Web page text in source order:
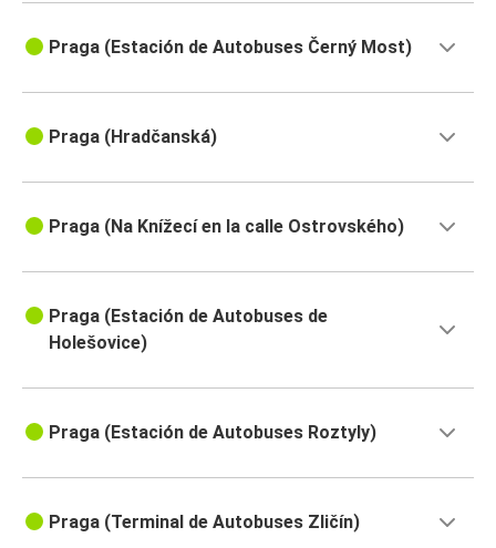
Praga (Estación de Autobuses Černý Most)
Praga (Hradčanská)
Praga (Na Knížecí en la calle Ostrovského)
Praga (Estación de Autobuses de
Holešovice)
Praga (Estación de Autobuses Roztyly)
Praga (Terminal de Autobuses Zličín)